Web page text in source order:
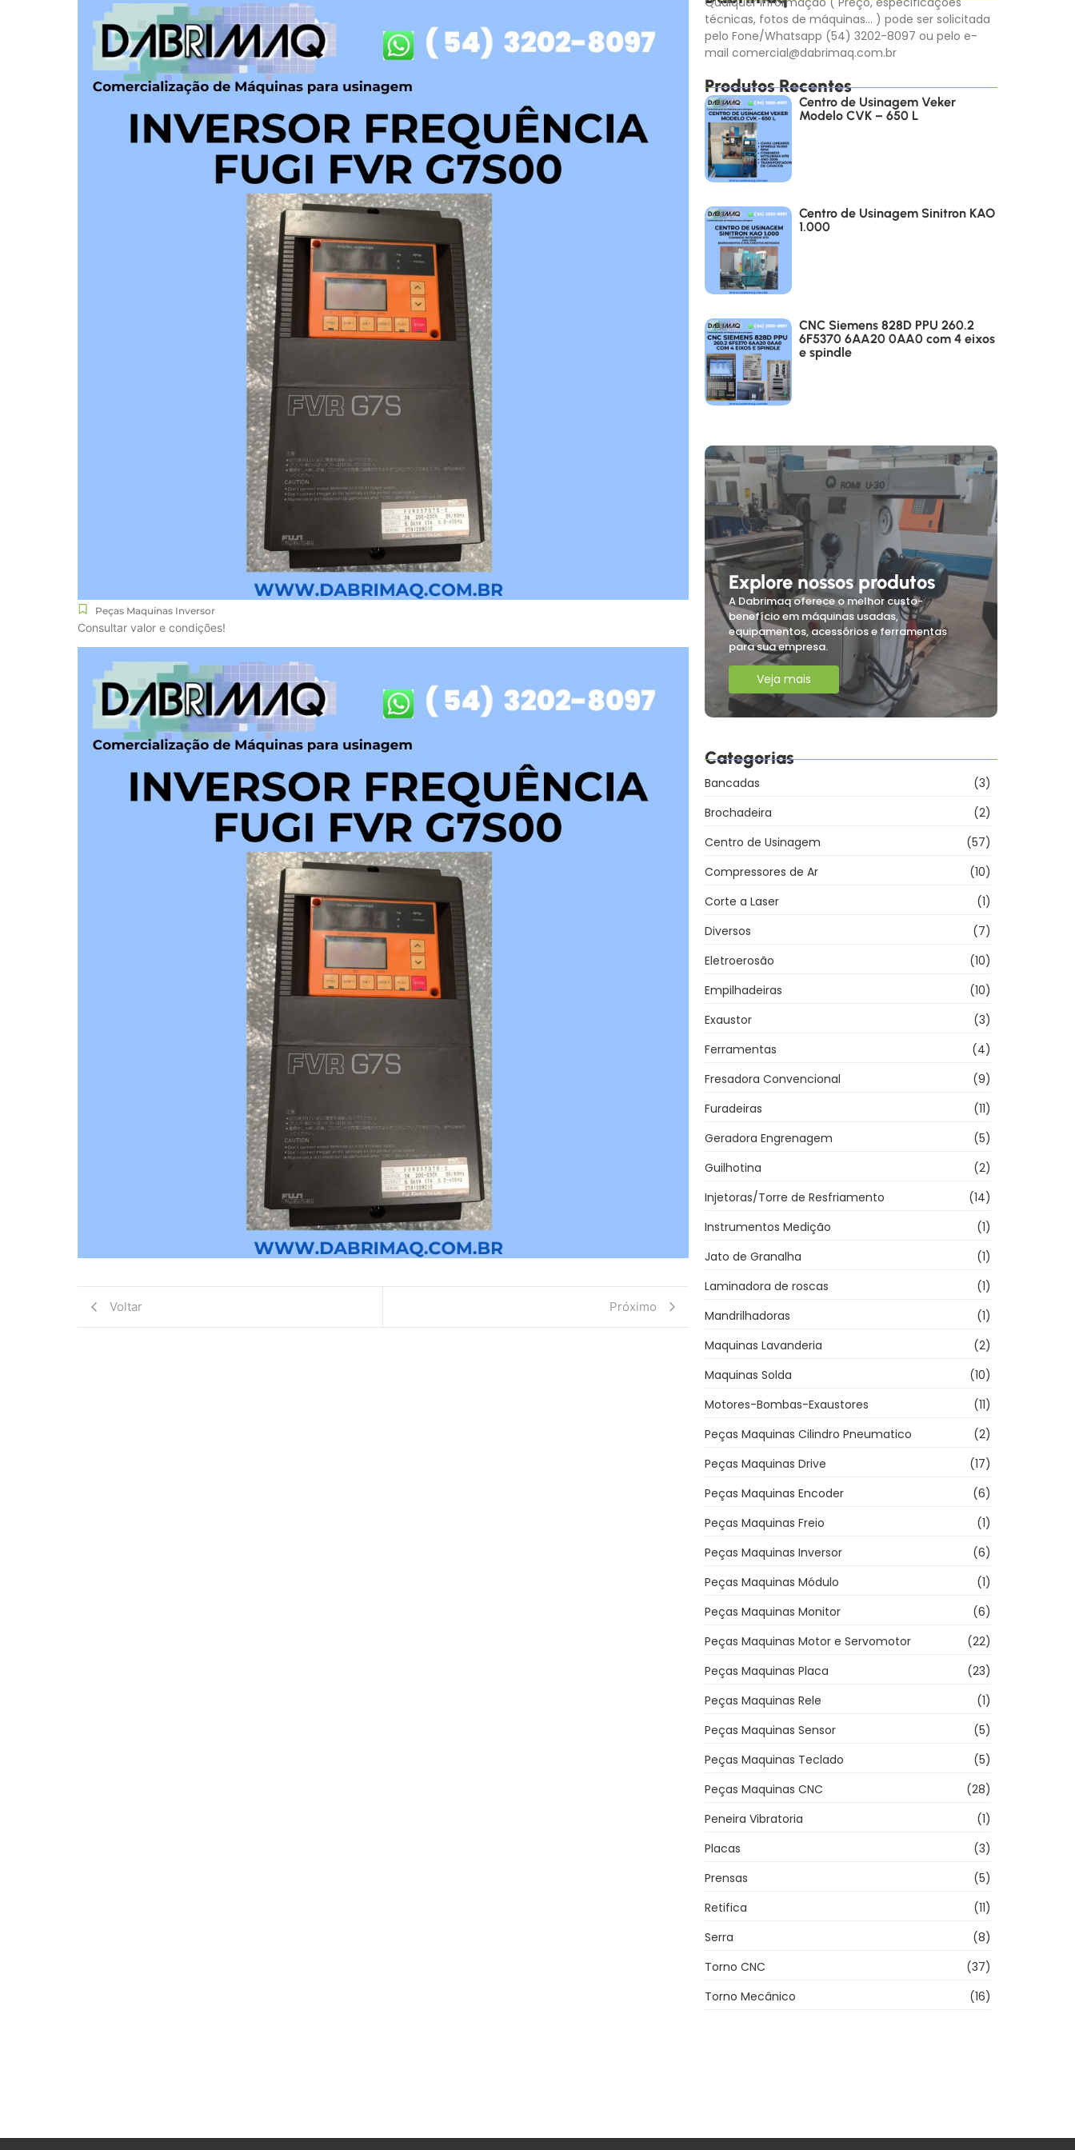
Peças Maquinas Inversor
Consultar valor e condições!
Voltar Próximo
técnicas, fotos de máquinas… ) pode ser solicitada
pelo Fone/Whatsapp (54) 3202-8097 ou pelo e-
mail comercial@dabrimaq.com.br
Produtos Recentes
Centro de Usinagem Veker
Modelo CVK – 650 L
Centro de Usinagem Sinitron KAO
1.000
CNC Siemens 828D PPU 260.2
6F5370 6AA20 0AA0 com 4 eixos
e spindle
Explore nossos produtos
A Dabrimaq oferece o melhor custo-
benefício em máquinas usadas,
equipamentos, acessórios e ferramentas
para sua empresa.
Veja mais
Categorias
Bancadas
(3)
Brochadeira
(2)
Centro de Usinagem
(57)
Compressores de Ar
(10)
Corte a Laser
(1)
Diversos
(7)
Eletroerosão
(10)
Empilhadeiras
(10)
Exaustor
(3)
Ferramentas
(4)
Fresadora Convencional
(9)
Furadeiras
(11)
Geradora Engrenagem
(5)
Guilhotina
(2)
Injetoras/Torre de Resfriamento
(14)
Instrumentos Medição
(1)
Jato de Granalha
(1)
Laminadora de roscas
(1)
Mandrilhadoras
(1)
Maquinas Lavanderia
(2)
Maquinas Solda
(10)
Motores-Bombas-Exaustores
(11)
Peças Maquinas Cilindro Pneumatico
(2)
Peças Maquinas Drive
(17)
Peças Maquinas Encoder
(6)
Peças Maquinas Freio
(1)
Peças Maquinas Inversor
(6)
Peças Maquinas Módulo
(1)
Peças Maquinas Monitor
(6)
Peças Maquinas Motor e Servomotor
(22)
Peças Maquinas Placa
(23)
Peças Maquinas Rele
(1)
Peças Maquinas Sensor
(5)
Peças Maquinas Teclado
(5)
Peças Maquinas CNC
(28)
Peneira Vibratoria
(1)
Placas
(3)
Prensas
(5)
Retifica
(11)
Serra
(8)
Torno CNC
(37)
Torno Mecânico
(16)